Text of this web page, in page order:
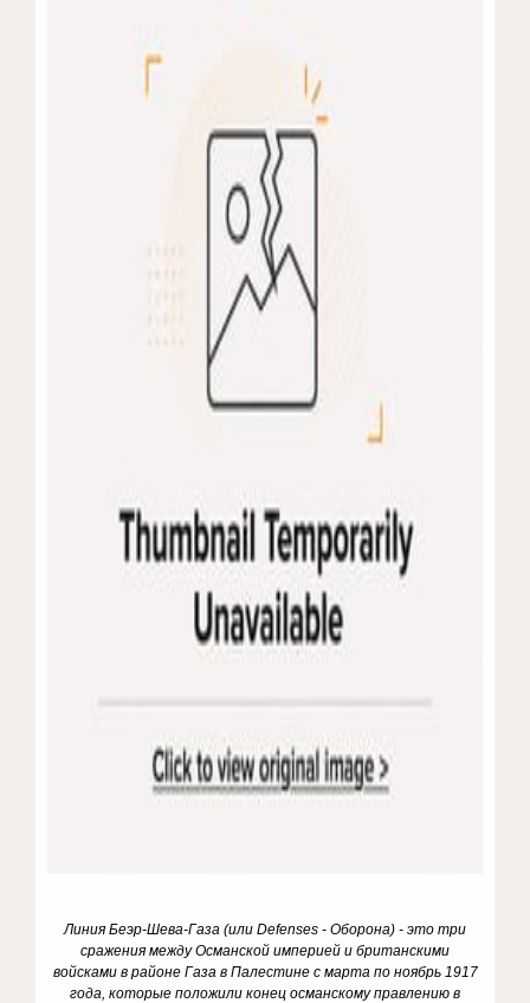
Линия Беэр-Шева-Газа (или Defenses - Оборона) - это три
сражения между Османской империей и британскими
войсками в районе Газа в Палестине с марта по ноябрь 1917
года, которые положили конец османскому правлению в